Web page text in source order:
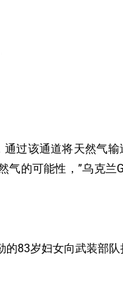
通过该通道将天然气
的可能性，”乌克兰
的83岁妇女向武装部